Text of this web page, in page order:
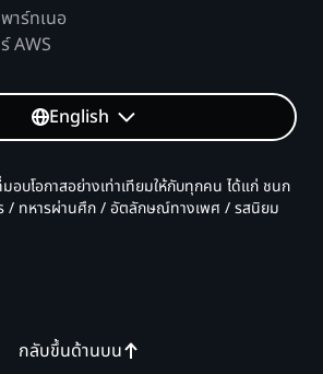
พาร์ทเนอ
ร์ AWS
English
กลับขึ้นด้านบน
บโอกาสอย่างเท่าเทียมให้กับทุกคน ได้แก่ ชนก
/ ทหารผ่านศึก / อัตลักษณ์ทางเพศ / รสนิยม